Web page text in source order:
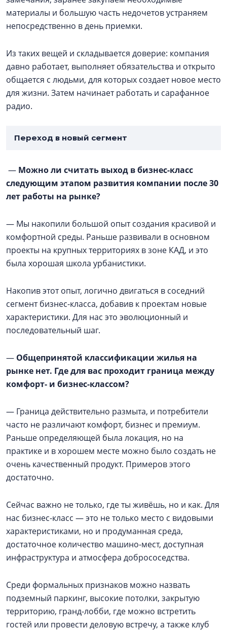
материалы и большую часть недочетов устраняем
непосредственно в день приемки.
Из таких вещей и складывается доверие: компания
давно работает, выполняет обязательства и открыто
общается с людьми, для которых создает новое место
для жизни. Затем начинает работать и сарафанное
радио.
Переход в новый сегмент
— Можно ли считать выход в бизнес-класс
следующим этапом развития компании после 30
лет работы на рынке?
— Мы накопили большой опыт создания красивой и
комфортной среды. Раньше развивали в основном
проекты на крупных территориях в зоне КАД, и это
была хорошая школа урбанистики.
Накопив этот опыт, логично двигаться в соседний
сегмент бизнес-класса, добавив к проектам новые
характеристики. Для нас это эволюционный и
последовательный шаг.
— Общепринятой классификации жилья на
рынке нет. Где для вас проходит граница между
комфорт- и бизнес-классом?
— Граница действительно размыта, и потребители
часто не различают комфорт, бизнес и премиум.
Раньше определяющей была локация, но на
практике и в хорошем месте можно было создать не
очень качественный продукт. Примеров этого
достаточно.
Сейчас важно не только, где ты живёшь, но и как. Для
нас бизнес-класс — это не только место с видовыми
характеристиками, но и продуманная среда,
достаточное количество машино-мест, доступная
инфраструктура и атмосфера добрососедства.
Среди формальных признаков можно назвать
подземный паркинг, высокие потолки, закрытую
территорию, гранд-лобби, где можно встретить
гостей или провести деловую встречу, а также клуб